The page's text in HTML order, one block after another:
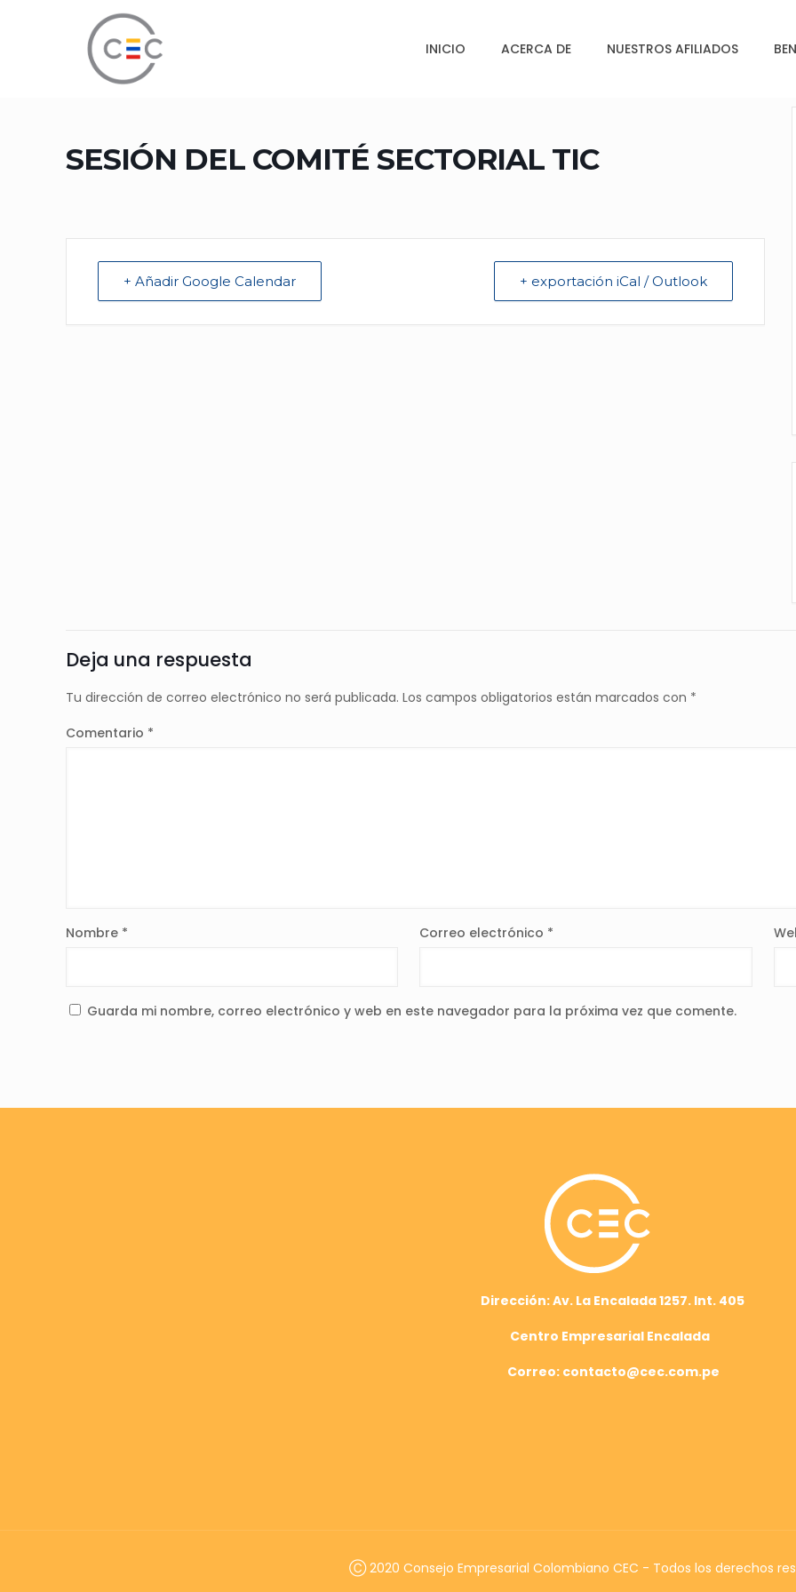
INICIO ACERCA DE NUESTROS AFILIADOS
SESIÓN DEL COMITÉ SECTORIAL TIC
+ Añadir Google Calendar + exportación iCal / Outlook
Deja una respuesta
Tu dirección de correo electrónico no será publicada. Los campos obligatorios están marcados con *
Comentario *
Nombre * Correo electrónico *
Guarda mi nombre, correo electrónico y web en este navegador para la próxima vez que comente.
Dirección: Av. La Encalada 1257. Int. 405
Centro Empresarial Encalada
Correo: contacto@cec.com.pe
Ⓒ 2020 Consejo Empresarial Colombiano CEC - Todos los derechos